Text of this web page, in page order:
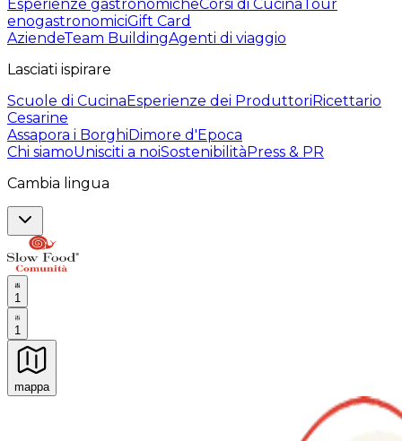
Esperienze gastronomicheCorsi di CucinaTour
enogastronomiciGift Card
AziendeTeam BuildingAgenti di viaggio
Lasciati ispirare
Scuole di CucinaEsperienze dei ProduttoriRicettario
Cesarine
Assapora i BorghiDimore d'Epoca
Chi siamoUnisciti a noiSostenibilitàPress & PR
Cambia lingua
1
1
mappa
Esperienze culinarie indimenticabili: Esperienze